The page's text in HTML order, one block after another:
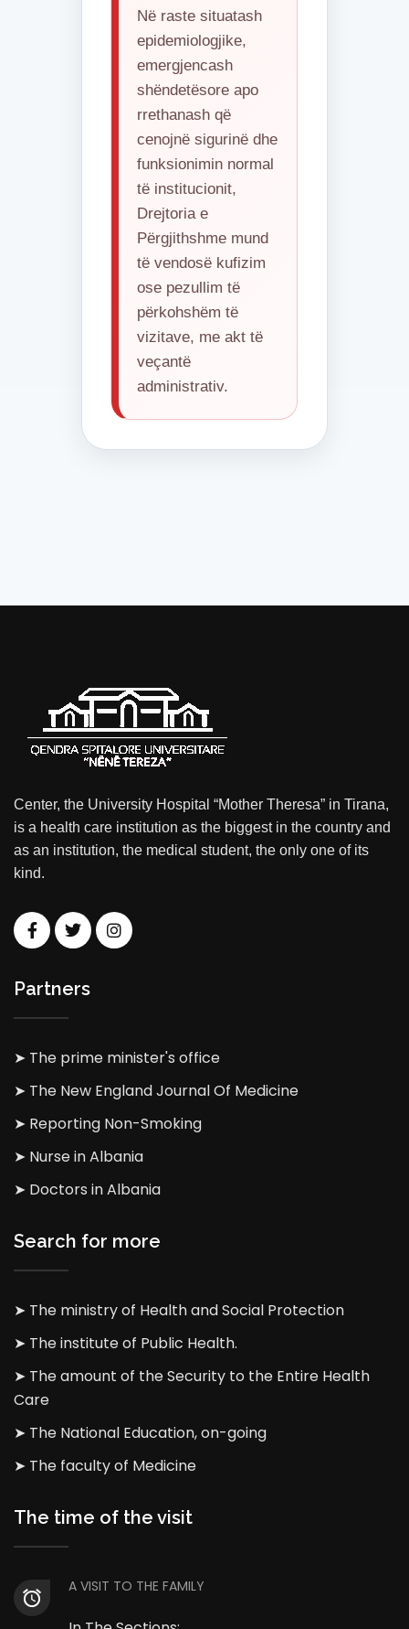
Në raste situatash
epidemiologjike,
emergjencash
shëndetësore apo
rrethanash që
cenojnë sigurinë dhe
funksionimin normal
të institucionit,
Drejtoria e
Përgjithshme mund
të vendosë kufizim
ose pezullim të
përkohshëm të
vizitave, me akt të
veçantë
administrativ.
Center, the University Hospital “Mother Theresa” in Tirana,
is a health care institution as the biggest in the country and
as an institution, the medical student, the only one of its
kind.
Partners
➤ The prime minister's office
➤ The New England Journal Of Medicine
➤ Reporting Non-Smoking
➤ Nurse in Albania
➤ Doctors in Albania
Search for more
➤ The ministry of Health and Social Protection
➤ The institute of Public Health.
➤ The amount of the Security to the Entire Health
Care
➤ The National Education, on-going
➤ The faculty of Medicine
The time of the visit
A VISIT TO THE FAMILY